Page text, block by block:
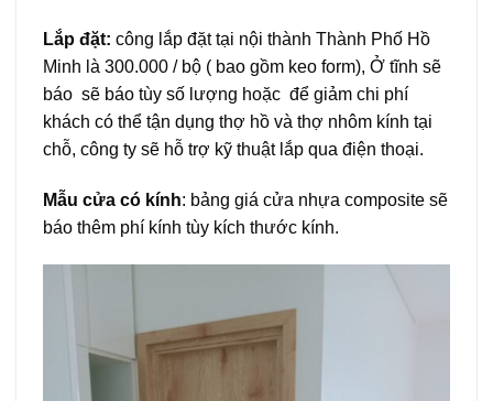
Lắp đặt: công lắp đặt tại nội thành Thành Phố Hồ
Minh là 300.000 / bộ ( bao gồm keo form), Ở tĩnh sẽ
báo sẽ báo tùy số lượng hoặc để giảm chi phí
khách có thể tận dụng thợ hồ và thợ nhôm kính tại
chỗ, công ty sẽ hỗ trợ kỹ thuật lắp qua điện thoại.
Mẫu cửa có kính: bảng giá cửa nhựa composite sẽ
báo thêm phí kính tùy kích thước kính.